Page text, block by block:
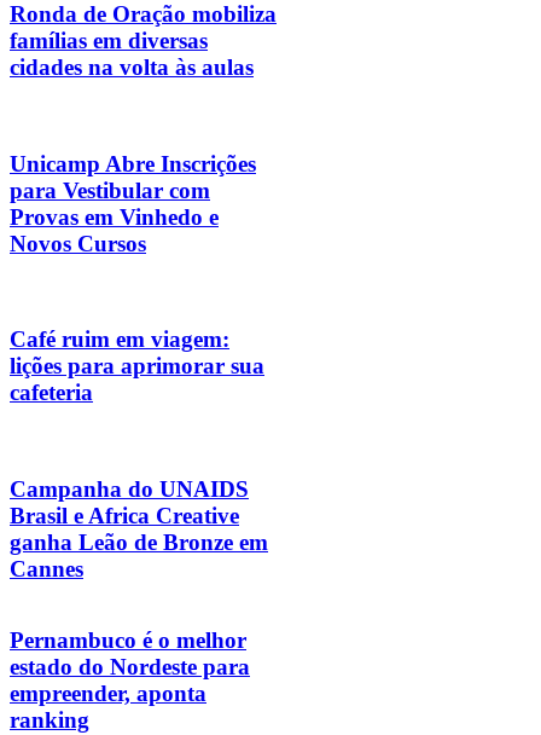
Ronda de Oração mobiliza
famílias em diversas
cidades na volta às aulas
Unicamp Abre Inscrições
para Vestibular com
Provas em Vinhedo e
Novos Cursos
Café ruim em viagem:
lições para aprimorar sua
cafeteria
Campanha do UNAIDS
Brasil e Africa Creative
ganha Leão de Bronze em
Cannes
Pernambuco é o melhor
estado do Nordeste para
empreender, aponta
ranking